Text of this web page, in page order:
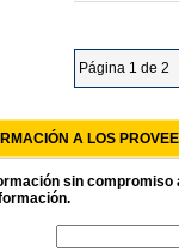
Página 1 de 2
A LOS
sin